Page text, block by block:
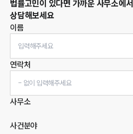
법률고민이 있다면 가까운 사무소에서
상담해보세요
이름
연락처
사무소
사건분야